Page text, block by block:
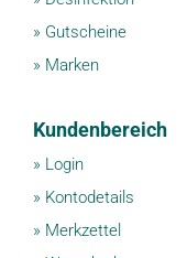
» Gutscheine
» Marken
Kundenbereich
» Login
» Kontodetails
» Merkzettel